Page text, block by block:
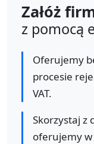
Załóż
z pomocą
Oferujemy
procesie
VAT.
Skorzystaj z
oferujemy